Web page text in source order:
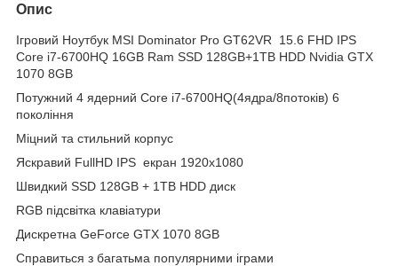
Опис
Ігровий Ноутбук MSI Dominator Pro GT62VR 15.6 FHD IPS
Core i7-6700HQ 16GB Ram SSD 128GB+1TB HDD Nvidia GTX
1070 8GB
Потужний 4 ядерний Core i7-6700HQ(4ядра/8потоків) 6
покоління
Міцний та стильний корпус
Яскравий FullHD IPS екран 1920х1080
Швидкий SSD 128GB + 1TB HDD диск
RGB підсвітка клавіатури
Дискретна GeForce GTX 1070 8GB
Справиться з багатьма популярними іграми